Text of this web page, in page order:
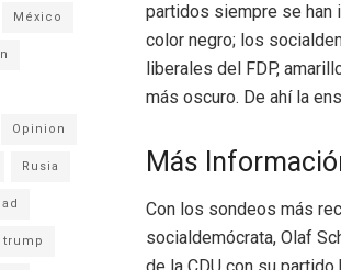
partidos siempre se han
color negro; los
liberales del FDP,
más oscuro. De ahí la
Más
Con los sondeos más
socialdemócrata, Olaf
México
Opinion
Rusia
trump